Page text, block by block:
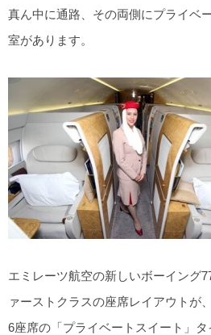
真ん中に通路、その両側にプライベ
室があります。
エミレーツ航空の新しいボーイング
ァーストクラスの座席レイアウトが
6座席の「プライベートスイート」タ